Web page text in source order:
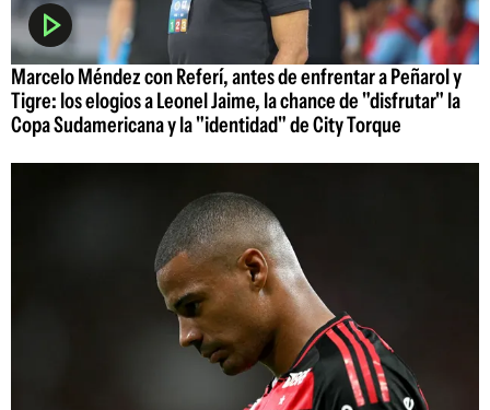
Marcelo Méndez con Referí, antes de enfrentar a Peñarol y
Tigre: los elogios a Leonel Jaime, la chance de "disfrutar" la
Copa Sudamericana y la "identidad" de City Torque